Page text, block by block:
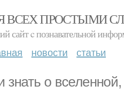
ВСЕХ ПРОСТЫМИ
сайт c познавательной
новости статьи
знать о